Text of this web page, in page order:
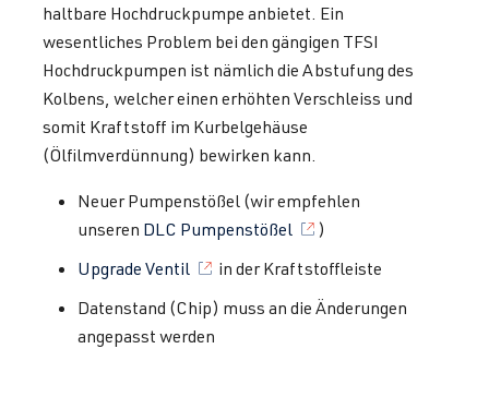
haltbare Hochdruckpumpe anbietet. Ein
wesentliches Problem bei den gängigen TFSI
Hochdruckpumpen ist nämlich die Abstufung des
Kolbens, welcher einen erhöhten Verschleiss und
somit Kraftstoff im Kurbelgehäuse
(Ölfilmverdünnung) bewirken kann.
Neuer Pumpenstößel (wir empfehlen
unseren DLC Pumpenstößel
)
Upgrade Ventil
in der Kraftstoffleiste
Datenstand (Chip) muss an die Änderungen
angepasst werden